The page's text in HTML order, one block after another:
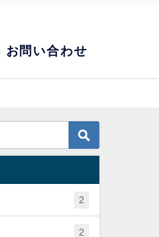
お問い合わせ
2
2